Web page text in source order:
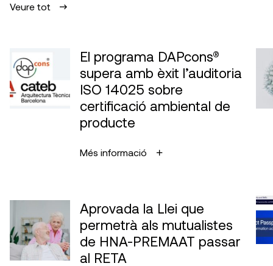
Veure tot
El programa DAPcons®
supera amb èxit l’auditoria
ISO 14025 sobre
certificació ambiental de
producte
Més informació
Aprovada la Llei que
permetrà als mutualistes
de HNA-PREMAAT passar
al RETA